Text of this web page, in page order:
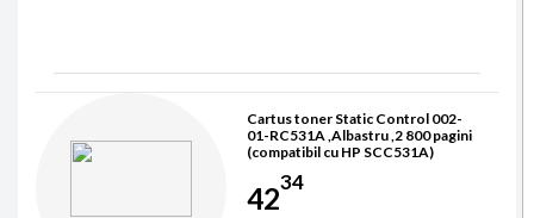
Cartus toner Static Control 002-
01-RC531A ,Albastru ,2 800 pagini
(compatibil cu HP SCC531A)
4234